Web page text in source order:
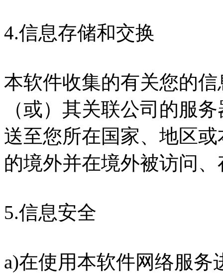
4.信息存储和交换
本软件收集的有关您的
（或）其关联公司的服
送至您所在国家、地区
的境外并在境外被访问
5.信息安全
a)在使用本软件网络服